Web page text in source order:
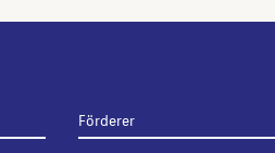
Förderer